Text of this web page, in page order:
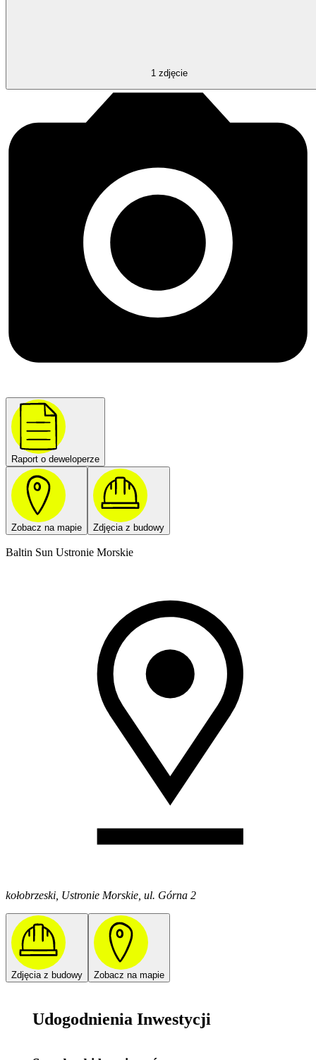
1 zdjęcie
Raport o deweloperze
Zobacz na mapie Zdjęcia z budowy
Baltin Sun Ustronie Morskie
kołobrzeski, Ustronie Morskie, ul. Górna 2
Zdjęcia z budowy Zobacz na mapie
Udogodnienia Inwestycji